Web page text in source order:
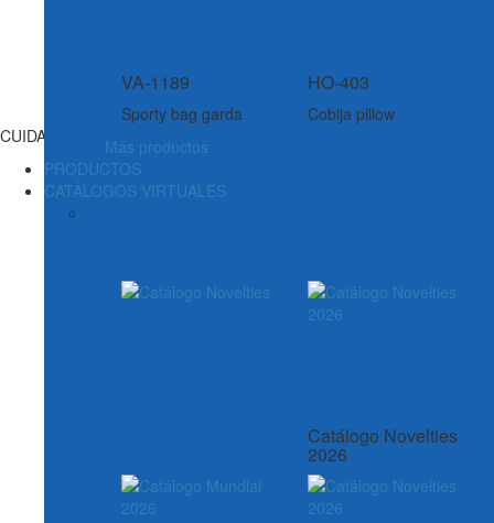
VA-1189
Sporty bag garda
HO-403
Cobija pillow
Más productos
PRODUCTOS
CATÁLOGOS VIRTUALES
Catálogo Novelties
2026
CUIDADO PERSONAL